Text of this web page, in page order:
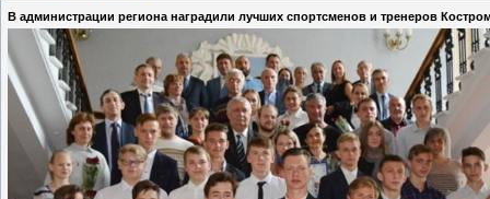
В администрации региона наградили лучших спортсменов и тренеров